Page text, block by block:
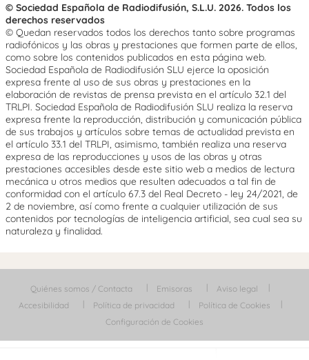
© Sociedad Española de Radiodifusión, S.L.U. 2026. Todos los
derechos reservados
© Quedan reservados todos los derechos tanto sobre programas
radiofónicos y las obras y prestaciones que formen parte de ellos,
como sobre los contenidos publicados en esta página web.
Sociedad Española de Radiodifusión SLU ejerce la oposición
expresa frente al uso de sus obras y prestaciones en la
elaboración de revistas de prensa prevista en el artículo 32.1 del
TRLPI. Sociedad Española de Radiodifusión SLU realiza la reserva
expresa frente la reproducción, distribución y comunicación pública
de sus trabajos y artículos sobre temas de actualidad prevista en
el artículo 33.1 del TRLPI, asimismo, también realiza una reserva
expresa de las reproducciones y usos de las obras y otras
prestaciones accesibles desde este sitio web a medios de lectura
mecánica u otros medios que resulten adecuados a tal fin de
conformidad con el artículo 67.3 del Real Decreto - ley 24/2021, de
2 de noviembre, así como frente a cualquier utilización de sus
contenidos por tecnologías de inteligencia artificial, sea cual sea su
naturaleza y finalidad.
Quiénes somos / Contacta Emisoras
Aviso legal
Accesibilidad
Política de privacidad
Política de Cookies
Configuración de Cookies